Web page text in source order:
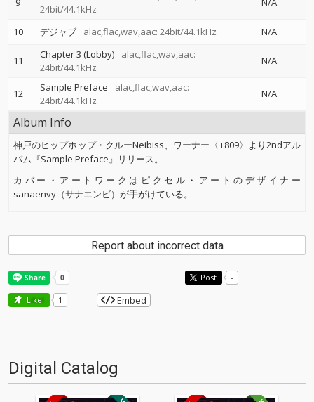
24bit/44.1kHz
10 デジャブ alac,flac,wav,aac: 24bit/44.1kHz N/A
11 Chapter 3 (Lobby)
alac,flac,wav,aac:
24bit/44.1kHz
N/A
12 Sample Preface
alac,flac,wav,aac:
24bit/44.1kHz
N/A
Album Info
神戸のヒップホップ・クルーNeibiss、ワーナー〈+809〉より2ndアル
バム『Sample Preface』リリース。
カバー・アートワークはピクセル・アートのデザイナー
sanaenvy（サナエンビ）が手がけている。
Report about incorrect data
Post -
Like! 1 Embed
Digital Catalog